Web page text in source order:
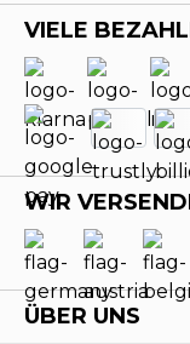
VIELE
WIR
ÜBER UNS